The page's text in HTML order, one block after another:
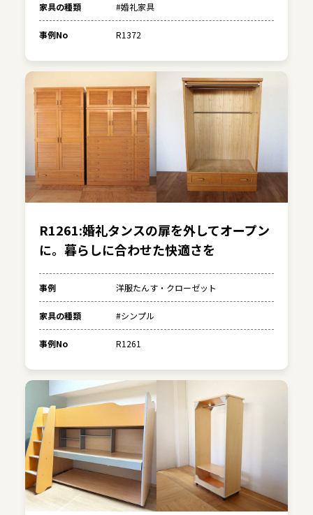
家具の種類 #婚礼家具
事例No R1372
R1261:婚礼タンスの扉を外してオープン
に。暮らしに合わせた快適さを
事例 洋服たんす・クローゼット
家具の種類 #シンプル
事例No R1261